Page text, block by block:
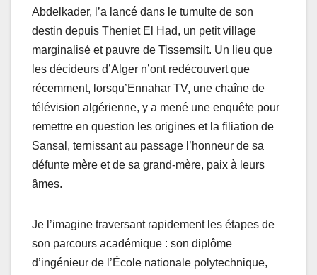
Abdelkader, l’a lancé dans le tumulte de son
destin depuis Theniet El Had, un petit village
marginalisé et pauvre de Tissemsilt. Un lieu que
les décideurs d’Alger n’ont redécouvert que
récemment, lorsqu’Ennahar TV, une chaîne de
télévision algérienne, y a mené une enquête pour
remettre en question les origines et la filiation de
Sansal, ternissant au passage l’honneur de sa
défunte mère et de sa grand-mère, paix à leurs
âmes.
Je l’imagine traversant rapidement les étapes de
son parcours académique : son diplôme
d’ingénieur de l’École nationale polytechnique,